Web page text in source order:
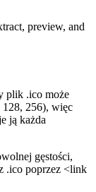
preview, and
plik .ico może
128, 256), więc
ją każda
gęstości,
.ico poprzez <link